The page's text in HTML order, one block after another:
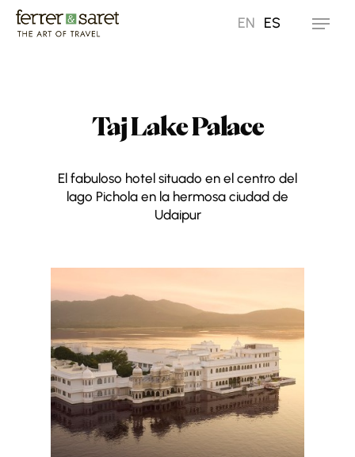
Skip
EN ES Menu
Taj Lake Palace
El fabuloso hotel situado en el centro del
lago Pichola en la hermosa ciudad de
Udaipur